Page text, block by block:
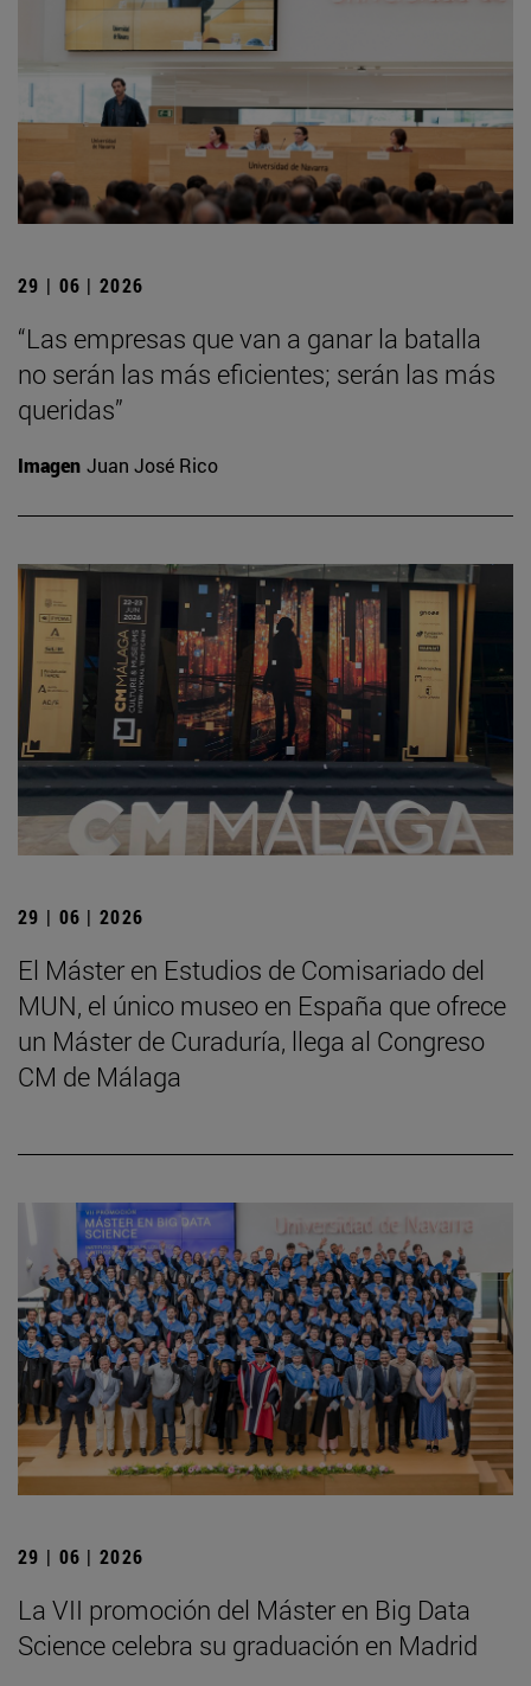
29 | 06 | 2026
“Las empresas que van a ganar la batalla
no serán las más eficientes; serán las más
queridas”
Imagen Juan José Rico
29 | 06 | 2026
El Máster en Estudios de Comisariado del
MUN, el único museo en España que ofrece
un Máster de Curaduría, llega al Congreso
CM de Málaga
29 | 06 | 2026
La VII promoción del Máster en Big Data
Science celebra su graduación en Madrid